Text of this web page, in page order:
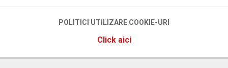
10
POLITICI UTILIZARE COOKIE-URI
Click aici